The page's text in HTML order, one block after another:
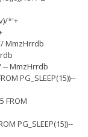
*'+
MmzHrrdb
-- MmzHrrdb
PG_SLEEP(15))--
FROM
PG_SLEEP(15))--